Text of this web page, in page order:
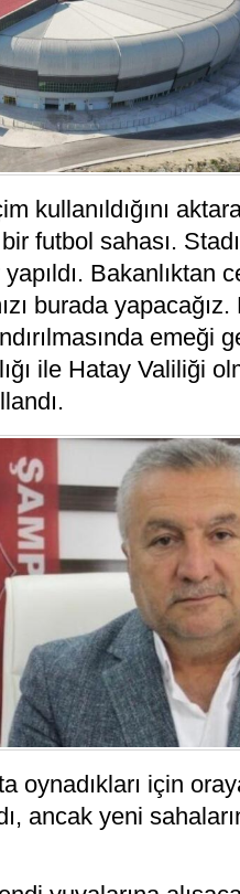
kullanıldığını
futbol sahası.
Bakanlıktan
burada yapacağız.
emeği
ile Hatay Valiliği
için
ancak yeni